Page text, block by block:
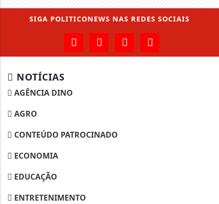
SIGA POLITICONEWS NAS REDES SOCIAIS
NOTÍCIAS
AGÊNCIA DINO
AGRO
CONTEÚDO PATROCINADO
ECONOMIA
EDUCAÇÃO
ENTRETENIMENTO